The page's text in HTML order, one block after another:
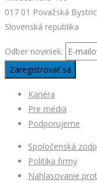
017 01 Považská
Slovenská republika
Odber noviniek:
Kariéra
Pre média
Podporujeme
Spoločenská
Politika firmy
Nahlasovanie